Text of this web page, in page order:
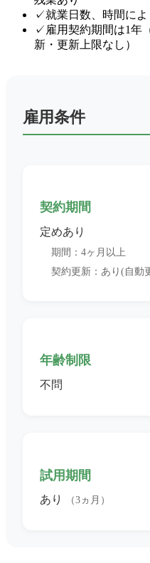
✓就業日数、時間に
✓ 雇用契約期間は1年
新・更新上限なし）
雇用条件
契約期間
定めあり
期間：4ヶ月以上
契約更新：あり(自動
年齢制限
不問
試用期間
あり （3ヵ月）